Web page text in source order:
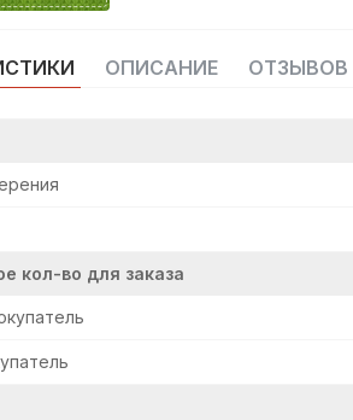
ОПИСАНИЕ ОТЗЫВОВ
кол-во для заказа